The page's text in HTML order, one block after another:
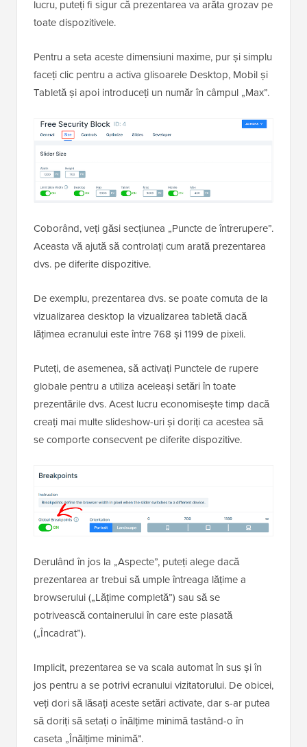
lucru, puteți fi sigur că prezentarea va arăta grozav pe
toate dispozitivele.
Pentru a seta aceste dimensiuni maxime, pur și simplu
faceți clic pentru a activa glisoarele Desktop, Mobil și
Tabletă și apoi introduceți un număr în câmpul „Max”.
Coborând, veți găsi secțiunea „Puncte de întrerupere”.
Aceasta vă ajută să controlați cum arată prezentarea
dvs. pe diferite dispozitive.
De exemplu, prezentarea dvs. se poate comuta de la
vizualizarea desktop la vizualizarea tabletă dacă
lățimea ecranului este între 768 și 1199 de pixeli.
Puteți, de asemenea, să activați Punctele de rupere
globale pentru a utiliza aceleași setări în toate
prezentările dvs. Acest lucru economisește timp dacă
creați mai multe slideshow-uri și doriți ca acestea să
se comporte consecvent pe diferite dispozitive.
Derulând în jos la „Aspecte”, puteți alege dacă
prezentarea ar trebui să umple întreaga lățime a
browserului („Lățime completă”) sau să se
potrivească containerului în care este plasată
(„Încadrat”).
Implicit, prezentarea se va scala automat în sus și în
jos pentru a se potrivi ecranului vizitatorului. De obicei,
veți dori să lăsați aceste setări activate, dar s-ar putea
să doriți să setați o înălțime minimă tastând-o în
caseta „Înălțime minimă”.